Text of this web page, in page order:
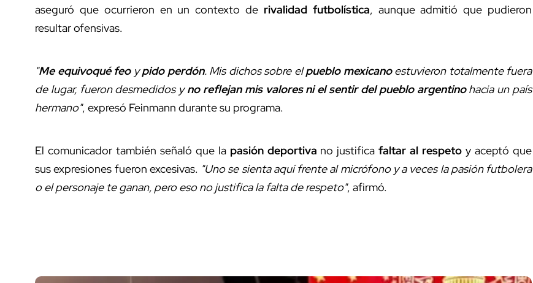
aseguró que ocurrieron en un contexto de rivalidad futbolística, aunque admitió que pudieron
resultar ofensivas.
"Me equivoqué feoypido perdón. Mis dichos sobre elpueblo mexicanoestuvieron totalmente fuera
de lugar, fueron desmedidos yno reflejan mis valores ni el sentir del pueblo argentinohacia un país
hermano", expresó Feinmann durante su programa.
El comunicador también señaló que la pasión deportiva no justificafaltar al respeto y aceptó que
sus expresiones fueron excesivas. "Uno se sienta aquí frente al micrófono y a veces la pasión futbolera
o el personaje te ganan, pero eso no justifica la falta de respeto", afirmó.